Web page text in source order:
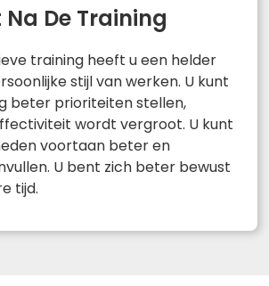
De Training
training heeft u een helder
stijl van werken. U kunt
beter prioriteiten stellen,
wordt vergroot. U kunt
voortaan beter en
U bent zich beter bewust
tijd.